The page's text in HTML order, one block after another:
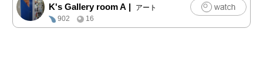
K's Gallery room A |
アート
902
16